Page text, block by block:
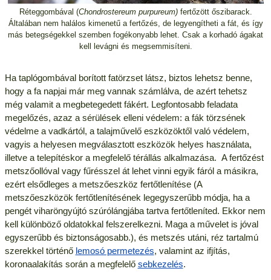
Réteggombával (Chondrostereum purpureum) fertőzött őszibarack.
Általában nem halálos kimenetű a fertőzés, de legyengítheti a fát, és így
más betegségekkel szemben fogékonyabb lehet. Csak a korhadó ágakat
kell levágni és megsemmisíteni.
Ha taplógombával borított fatörzset látsz, biztos lehetsz benne,
hogy a fa napjai már meg vannak számlálva, de azért tehetsz
még valamit a megbetegedett fákért. Legfontosabb feladata
megelőzés, azaz a sérülések elleni védelem: a fák törzsének
védelme a vadkártól, a talajművelő eszközöktől való védelem,
vagyis a helyesen megválasztott eszközök helyes használata,
illetve a telepítéskor a megfelelő térállás alkalmazása. A fertőzést
metszőollóval vagy fűrésszel át lehet vinni egyik fáról a másikra,
ezért elsődleges a metszőeszköz fertőtlenítése (A
metszőeszközök fertőtlenítésének legegyszerűbb módja, ha a
pengét viharöngyújtó szúrólángjába tartva fertőtleníted. Ekkor nem
kell különböző oldatokkal felszerelkezni. Maga a művelet is jóval
egyszerűbb és biztonságosabb.), és metszés utáni, réz tartalmú
szerekkel történő lemosó permetezés, valamint az ifjítás,
koronaalakítás során a megfelelő sebkezelés.